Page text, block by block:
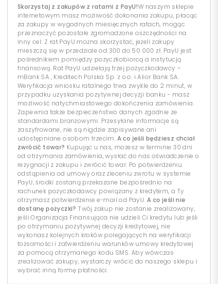
Skorzystaj z zakupów z ratami z PayU!W naszym sklepie
internetowym masz możliwość dokonania zakupu, płacąc
za zakupy w wygodnych miesięcznych ratach, mogąc
przeznaczyć pozostałe zgromadzone oszczędności na
inny cel. Z rat PayU można skorzystać, jeżeli zakupy
mieszczą się w przedziale od 300 do 50 000 zł. PayU jest
pośrednikiem pomiędzy pożyczkobiorcą a instytucją
finansową. Rat PayU udzielają trzej pożyczkodawcy –
mBank SA , Kreditech Polska Sp. z o.o. i Alior Bank SA.
Weryfikacja wniosku ratalnego trwa zwykle do 2 minut, w
przypadku uzyskania pozytywnej decyzji banku - masz
możliwość natychmiastowego dokończenia zamówienia.
Zapewnia także bezpieczeństwo danych zgodnie ze
standardami branżowymi. Przesyłane informacje są
zaszyfrowane, nie są nigdzie zapisywane ani
udostępniane osobom trzecim. A co jeśli będziesz chciał
zwrócić towar? Kupując u nas, możesz w terminie 30 dni
od otrzymania zamówienia, wysłać do nas oświadczenie o
rezygnacji z zakupu i zwrócić towar. Po potwierdzeniu
odstąpienia od umowy oraz zleceniu zwrotu w systemie
PayU, środki zostaną przekazane bezpośrednio na
rachunek pożyczkodawcy powiązany z kredytem, a Ty
otrzymasz potwierdzenie e-mail od PayU. A co jeśli nie
dostanę pożyczki? Twój zakup nie zostanie zrealizowany,
jeśli Organizacja Finansująca nie udzieli Ci kredytu lub jeśli
po otrzymaniu pozytywnej decyzji kredytowej, nie
wykonasz kolejnych kroków polegających na weryfikacji
tożsamości i zatwierdzeniu warunków umowy kredytowej
za pomocą otrzymanego kodu SMS. Aby wówczas
zrealizować zakupy, wystarczy wrócić do naszego sklepu i
wybrać inną formę płatności.